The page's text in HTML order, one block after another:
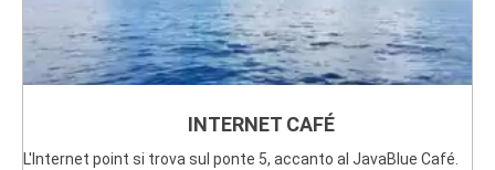
L'Internet point si trova sul ponte 5, accanto al JavaBlue Café.
INTERNET CAFÉ